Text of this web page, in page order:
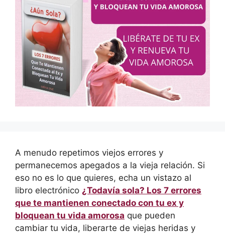
A menudo repetimos viejos errores y
permanecemos apegados a la vieja relación. Si
eso no es lo que quieres, echa un vistazo al
libro electrónico ¿Todavía sola? Los 7 errores
que te mantienen conectado con tu ex y
bloquean tu vida amorosa que pueden
cambiar tu vida, liberarte de viejas heridas y